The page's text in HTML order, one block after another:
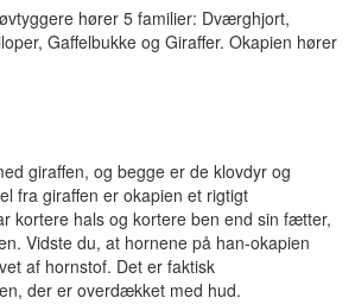
hører 5 familier: Dværghjort,
Gaffelbukke og Giraffer. Okapien hører
giraffen, og begge er de klovdyr og
fra giraffen er okapien et rigtigt
kortere hals og kortere ben end sin fætter,
Vidste du, at hornene på han-okapien
af hornstof. Det er faktisk
der er overdækket med hud.